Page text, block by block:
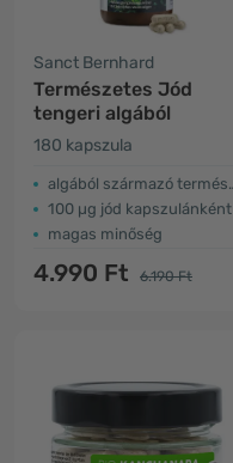
Sanct Bernhard
Természetes Jód
tengeri algából
180 kapszula
algából származó természetes jód
100 µg jód kapszulánként
magas minőség
4.990 Ft 6.190 Ft